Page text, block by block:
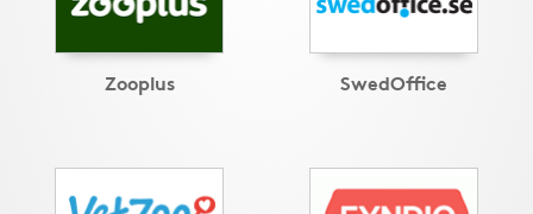
Zooplus SwedOffice